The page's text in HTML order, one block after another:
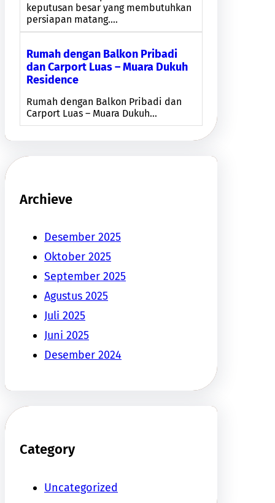
keputusan besar yang membutuhkan
persiapan matang.…
Rumah dengan Balkon Pribadi
dan Carport Luas – Muara Dukuh
Residence
Rumah dengan Balkon Pribadi dan
Carport Luas – Muara Dukuh…
Archieve
Desember 2025
Oktober 2025
September 2025
Agustus 2025
Juli 2025
Juni 2025
Desember 2024
Category
Uncategorized